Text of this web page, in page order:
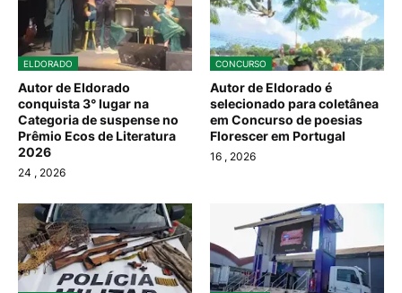
ELDORADO
Autor de Eldorado
conquista 3° lugar na
Categoria de suspense no
Prêmio Ecos de Literatura
2026
24 , 2026
CONCURSO
Autor de Eldorado é
selecionado para coletânea
em Concurso de poesias
Florescer em Portugal
16 , 2026